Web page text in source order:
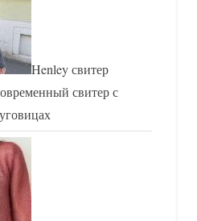
Henley свитер
свитер с